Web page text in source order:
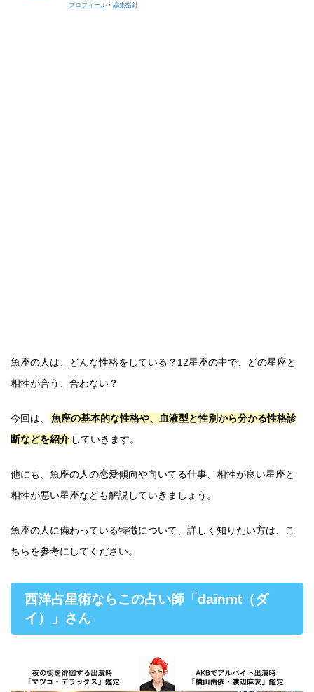
プロフィール ・ 編集指針
魚座の人は、どんな性格をしている？12星座の中で、どの星座と
相性が合う、合わない？
今回は、
魚座の基本的な性格や、血液型と性別から分かる性格診
断などを紹介 していきます。
他にも、魚座の人の恋愛傾向や向いてる仕事、相性が良い星座と
相性が悪い星座なども解説していきましょう。
魚座の人に備わっている特徴について、詳しく知りたい方は、こ
ちらを参考にしてください。
西洋占星術ならこの占い師「dainmt（ダ
イ）」さん